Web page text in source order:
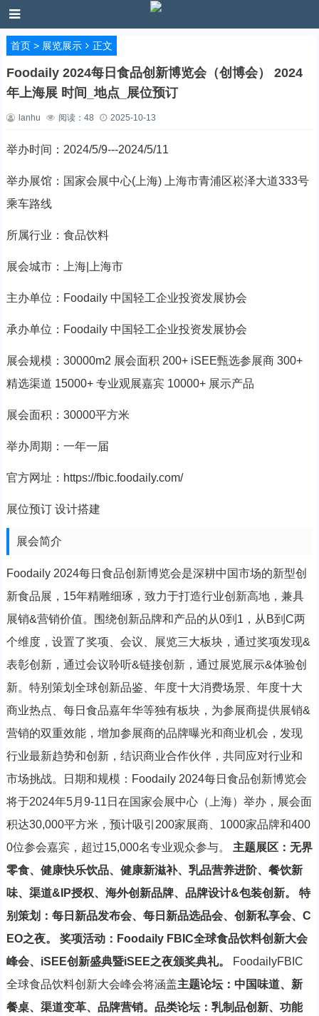
首页> 展览展示 正文
Foodaily 2024每日食品创新博览会（创博会） 2024
年上海展 时间_地点_展位预订
lanhu 阅读： 48 2025-10-13
举办时间：2024/5/9---2024/5/11
举办展馆：国家会展中心(上海) 上海市青浦区崧泽大道333号
乘车路线
所属行业：食品饮料
展会城市：上海|上海市
主办单位：Foodaily 中国轻工企业投资发展协会
承办单位：Foodaily 中国轻工企业投资发展协会
展会规模：30000m2 展会面积 200+ iSEE甄选参展商 300+
精选渠道 15000+ 专业观展嘉宾 10000+ 展示产品
展会面积：30000平方米
举办周期：一年一届
官方网址：https://fbic.foodaily.com/
展位预订 设计搭建
展会简介
Foodaily 2024每日食品创新博览会是深耕中国市场的新型创
新食品展，15年精雕细琢，致力于打造行业创新高地，兼具
展销&营销价值。围绕创新品牌和产品的从0到1，从B到C两
个维度，设置了奖项、会议、展览三大板块，通过奖项发现&
表彰创新，通过会议聆听&链接创新，通过展览展示&体验创
新。特别策划全球创新品鉴、年度十大消费场景、年度十大
商业热点、每日食品嘉年华等独有板块，为参展商提供展销&
营销的双重效能，增加参展商的品牌曝光和商业机会，发现
行业最新趋势和创新，结识商业合作伙伴，共同应对行业和
市场挑战。日期和规模：Foodaily 2024每日食品创新博览会
将于2024年5月9-11日在国家会展中心（上海）举办，展会面
积达30,000平方米，预计吸引200家展商、1000家品牌和400
0位参会嘉宾，超过15,000名专业观众参与。 主题展区：无界
零食、健康快乐饮品、健康新滋补、乳品营养进阶、餐饮新
味、渠道&IP授权、海外创新品牌、品牌设计&包装创新。
特
别策划：每日新品发布会、每日新品选品会、创新私享会、C
EO之夜。
奖项活动：Foodaily FBIC全球食品饮料创新大会
峰会、iSEE创新盛典暨iSEE之夜颁奖典礼。
FoodailyFBIC
全球食品饮料创新大会峰会将涵盖主题论坛：中国味道、新
餐桌、渠道变革、品牌营销。 品类论坛：乳制品创新、功能